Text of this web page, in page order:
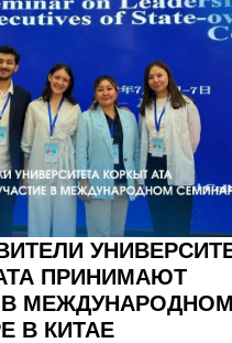
ПРИНИМАЮТ
В МЕЖДУНАРОДНОМ
В КИТАЕ